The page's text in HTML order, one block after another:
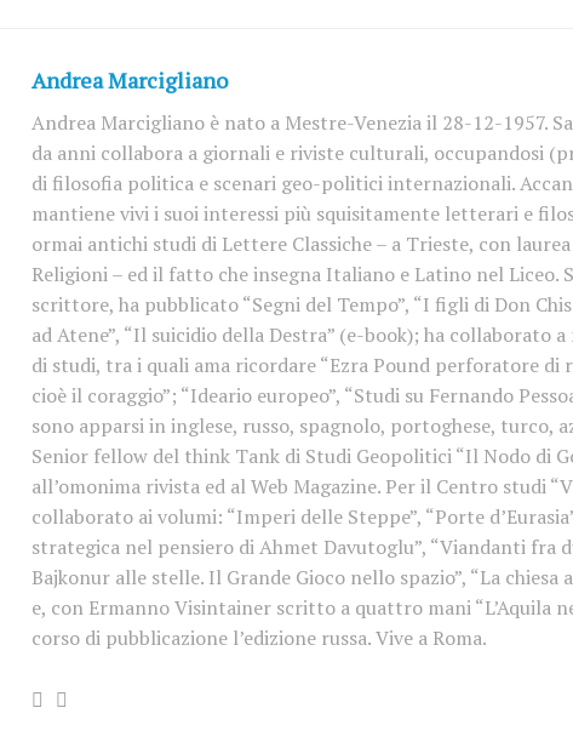
Andrea Marcigliano
Andrea Marcigliano è nato a Mestre-Venezia il 28-12-1957.
da anni collabora a giornali e riviste culturali, occupandosi
di filosofia politica e scenari geo-politici internazionali.
mantiene vivi i suoi interessi più squisitamente letterari e
ormai antichi studi di Lettere Classiche – a Trieste, con
Religioni – ed il fatto che insegna Italiano e Latino nel Liceo.
scrittore, ha pubblicato “Segni del Tempo”, “I figli di Don
ad Atene”, “Il suicidio della Destra” (e-book); ha collaborato
di studi, tra i quali ama ricordare “Ezra Pound perforatore di
cioè il coraggio”; “Ideario europeo”, “Studi su Fernando
sono apparsi in inglese, russo, spagnolo, portoghese, turco,
Senior fellow del think Tank di Studi Geopolitici “Il Nodo di
all’omonima rivista ed al Web Magazine. Per il Centro studi
collaborato ai volumi: “Imperi delle Steppe”, “Porte
strategica nel pensiero di Ahmet Davutoglu”, “Viandanti fra
Bajkonur alle stelle. Il Grande Gioco nello spazio”, “La chiesa
e, con Ermanno Visintainer scritto a quattro mani “L’Aquila
corso di pubblicazione l’edizione russa. Vive a Roma.